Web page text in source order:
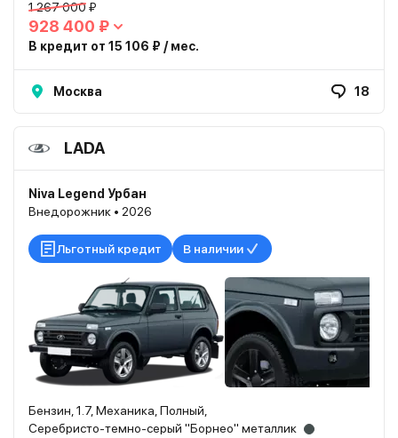
1 267 000 ₽
928 400 ₽
В кредит от 15 106 ₽ / мес.
Москва 18
LADA
Niva Legend Урбан
Внедорожник • 2026
Льготный кредит В наличии
Бензин, 1.7, Механика, Полный,
Серебристо-темно-серый "Борнео" металлик